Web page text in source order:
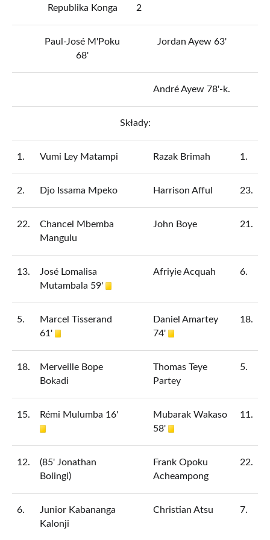
Republika Konga
2
Paul-José M'Poku
68'
Jordan Ayew 63'
André Ayew 78'-k.
Składy:
1. Vumi Ley Matampi Razak Brimah 1.
2. Djo Issama Mpeko Harrison Afful 23.
22.
Chancel Mbemba
Mangulu
John Boye 21.
13.
José Lomalisa
Mutambala 59'
Afriyie Acquah 6.
5.
Marcel Tisserand
61'
Daniel Amartey
74'
18.
18.
Merveille Bope
Bokadi
Thomas Teye
Partey
5.
15. Rémi Mulumba 16'
Mubarak Wakaso
58'
11.
12.
(85' Jonathan
Bolingi)
Frank Opoku
Acheampong
22.
6.
Junior Kabananga
Kalonji
Christian Atsu 7.